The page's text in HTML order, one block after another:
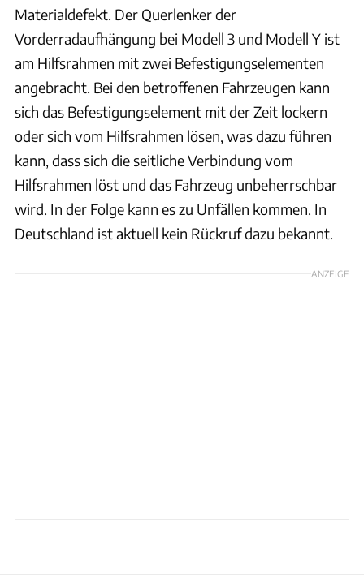
Materialdefekt. Der Querlenker der
Vorderradaufhängung bei Modell 3 und Modell Y ist
am Hilfsrahmen mit zwei Befestigungselementen
angebracht. Bei den betroffenen Fahrzeugen kann
sich das Befestigungselement mit der Zeit lockern
oder sich vom Hilfsrahmen lösen, was dazu führen
kann, dass sich die seitliche Verbindung vom
Hilfsrahmen löst und das Fahrzeug unbeherrschbar
wird. In der Folge kann es zu Unfällen kommen. In
Deutschland ist aktuell kein Rückruf dazu bekannt.
ANZEIGE